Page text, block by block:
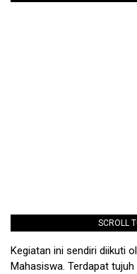
SCROLL
Kegiatan ini sendiri diikuti
Mahasiswa. Terdapat